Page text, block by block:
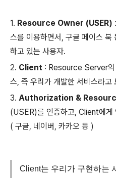
1. Resource Owner (USER)
스를 이용하면서, 구글 페이스 북
하고 있는 사용자.
2. Client : Resource Server의
스, 즉 우리가 개발한 서비스라고
3. Authorization &
(USER)를 인증하고, Client에게
( 구글, 네이버, 카카오 등 )
Client는 우리가 구현하는